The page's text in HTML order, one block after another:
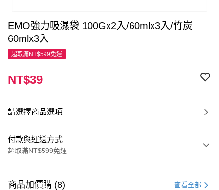
EMO強力吸濕袋 100Gx2入/60mlx3入/竹炭
60mlx3入
超取滿NT$599免運
NT$39
請選擇商品選項
付款與運送方式
超取滿NT$599免運
信用卡一次付款
商品加價購 (8) 查看全部